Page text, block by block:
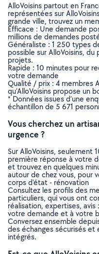
AlloVoisins partout en
représentées sur
grande ville, trouvez un
Efficace : Une demande
millions de demandes
Généraliste : 1 250 types
possible sur AlloVoisins,
projets.
Rapide : 10 minutes pour
votre demande
Qualité / prix : 4 membres
qu’AlloVoisins propose un
* Données issues d’une
échantillon de 5 671
Vous cherchez un
urgence ?
Sur AlloVoisins, seulement
première réponse à votre
et trouvez en quelques
autour de chez vous, pour
corps d'état - rénovation
Consultez les profils des
particuliers, qui vous ont
réalisation, expertises,
votre demande et à votre
Conversez ensemble
des échanges sécurisés et
intégrés.